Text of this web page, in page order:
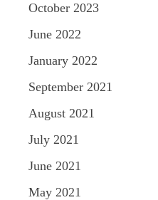
October 2023
June 2022
January 2022
September 2021
August 2021
July 2021
June 2021
May 2021